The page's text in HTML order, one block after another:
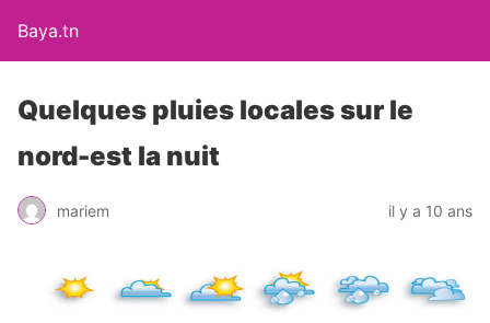
Baya.tn
Quelques pluies locales sur le
nord-est la nuit
mariem il y a 10 ans